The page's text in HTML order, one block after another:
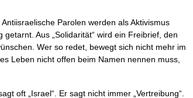
Parolen werden als Aktivismus
Aus „Solidarität“ wird ein Freibrief, den
Wer so redet, bewegt sich nicht mehr im
Leben nicht offen beim Namen nennen muss,
oft „Israel“. Er sagt nicht immer „Vertreibung“.